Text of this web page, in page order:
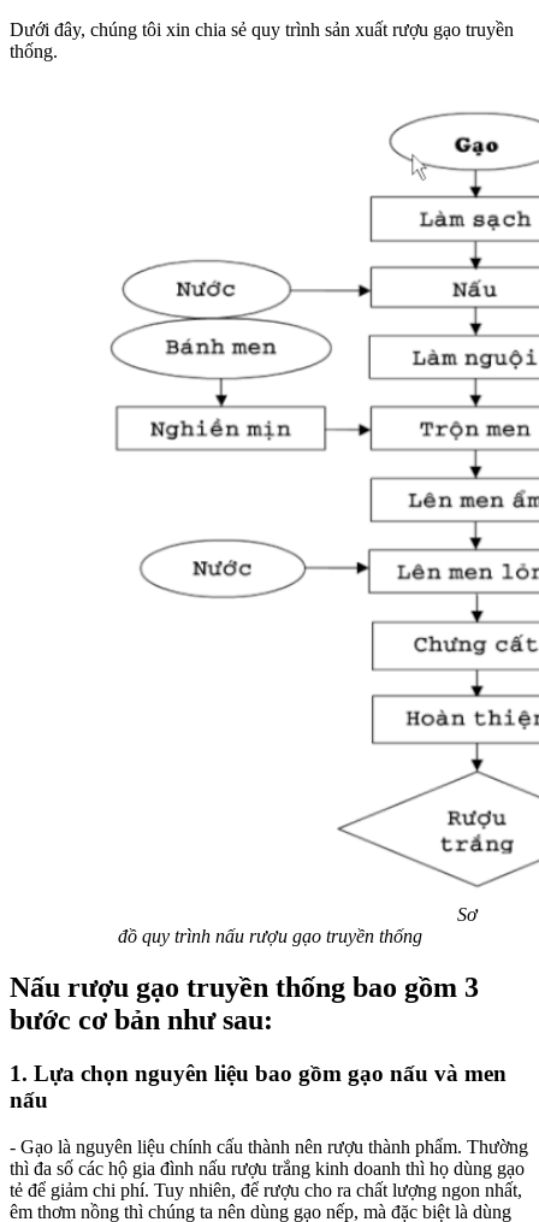
Dưới đây, chúng tôi xin chia sẻ quy trình sản xuất rượu gạo truyền
thống.
Sơ
đồ quy trình nấu rượu gạo truyền thống
Nấu rượu gạo truyền thống bao gồm 3
bước cơ bản như sau:
1. Lựa chọn nguyên liệu bao gồm gạo nấu và men
nấu
- Gạo là nguyên liệu chính cấu thành nên rượu thành phẩm. Thường
thì đa số các hộ gia đình nấu rượu trắng kinh doanh thì họ dùng gạo
tẻ để giảm chi phí. Tuy nhiên, để rượu cho ra chất lượng ngon nhất,
êm thơm nồng thì chúng ta nên dùng gạo nếp, mà đặc biệt là dùng